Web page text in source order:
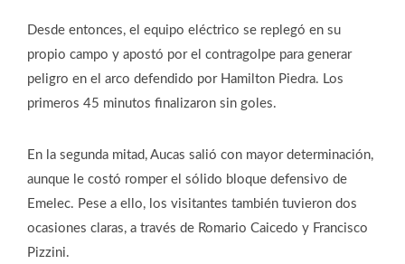
Desde entonces, el equipo eléctrico se replegó en su
propio campo y apostó por el contragolpe para generar
peligro en el arco defendido por Hamilton Piedra. Los
primeros 45 minutos finalizaron sin goles.
En la segunda mitad, Aucas salió con mayor determinación,
aunque le costó romper el sólido bloque defensivo de
Emelec. Pese a ello, los visitantes también tuvieron dos
ocasiones claras, a través de Romario Caicedo y Francisco
Pizzini.